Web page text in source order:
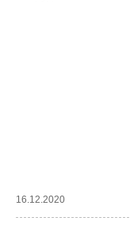
16.12.2020